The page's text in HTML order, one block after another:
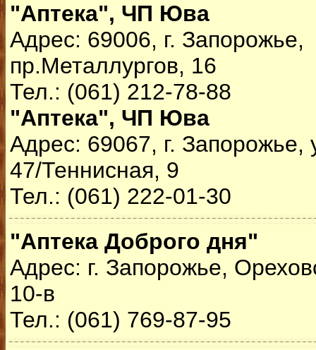
"Аптека", ЧП Юва
Адрес: 69006, г. Запорожье,
пр.Металлургов, 16
Тел.: (061) 212-78-88
"Аптека", ЧП Юва
Адрес: 69067, г. Запорожье,
47/Теннисная, 9
Тел.: (061) 222-01-30
"Аптека Доброго дня"
Адрес: г. Запорожье,
10-в
Тел.: (061) 769-87-95